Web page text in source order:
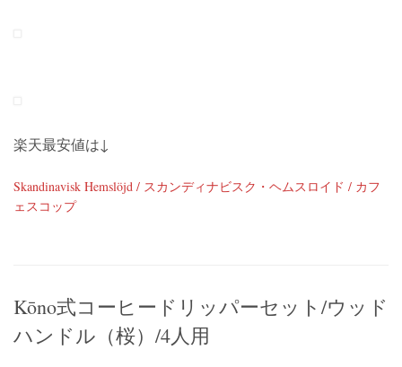
楽天最安値は↓
Skandinavisk Hemslöjd / スカンディナビスク・ヘムスロイド / カフ
ェスコップ
Kōno式コーヒードリッパーセット/ウッド
ハンドル（桜）/4人用